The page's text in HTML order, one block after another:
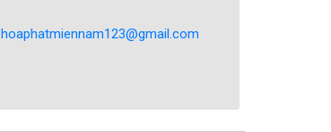
hoaphatmiennam123@gmail.com